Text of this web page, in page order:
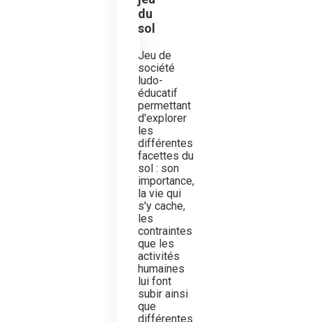
du
sol
Jeu de
société
ludo-
éducatif
permettant
d'explorer
les
différentes
facettes du
sol : son
importance,
la vie qui
s'y cache,
les
contraintes
que les
activités
humaines
lui font
subir ainsi
que
différentes